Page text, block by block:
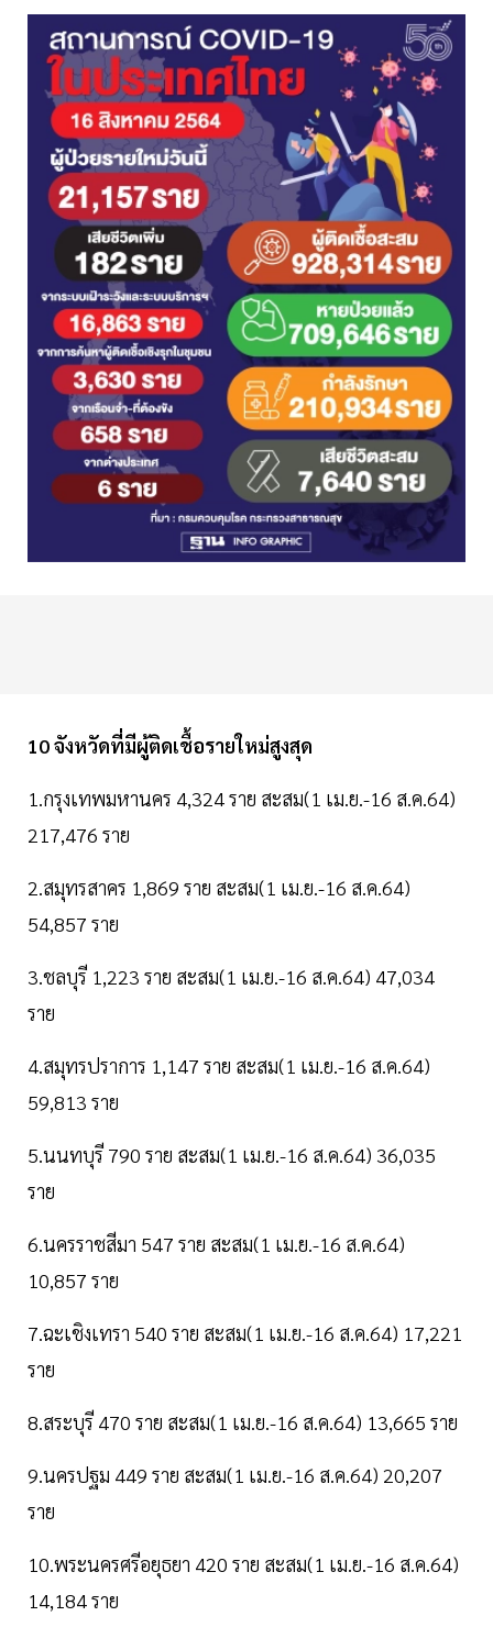
10 จังหวัดที่มีผู้ติดเชื้อรายใหม่สูงสุด
1.กรุงเทพมหานคร 4,324 ราย สะสม(1 เม.ย.-16 ส.ค.64)
217,476 ราย
2.สมุทรสาคร 1,869 ราย สะสม(1 เม.ย.-16 ส.ค.64)
54,857 ราย
3.ชลบุรี 1,223 ราย สะสม(1 เม.ย.-16 ส.ค.64) 47,034
ราย
4.สมุทรปราการ 1,147 ราย สะสม(1 เม.ย.-16 ส.ค.64)
59,813 ราย
5.นนทบุรี 790 ราย สะสม(1 เม.ย.-16 ส.ค.64) 36,035
ราย
6.นครราชสีมา 547 ราย สะสม(1 เม.ย.-16 ส.ค.64)
10,857 ราย
7.ฉะเชิงเทรา 540 ราย สะสม(1 เม.ย.-16 ส.ค.64) 17,221
ราย
8.สระบุรี 470 ราย สะสม(1 เม.ย.-16 ส.ค.64) 13,665 ราย
9.นครปฐม 449 ราย สะสม(1 เม.ย.-16 ส.ค.64) 20,207
ราย
10.พระนครศรีอยุธยา 420 ราย สะสม(1 เม.ย.-16 ส.ค.64)
14,184 ราย